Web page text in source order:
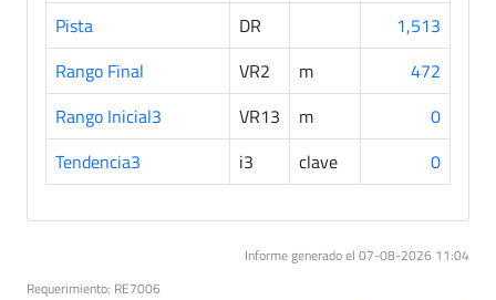
Pista
DR
1,513
Rango Final
VR2 m
472
Rango Inicial3
VR13 m
0
Tendencia3
i3 clave 0
Informe generado el 07-08-2026 11:04
Requerimiento: RE7006